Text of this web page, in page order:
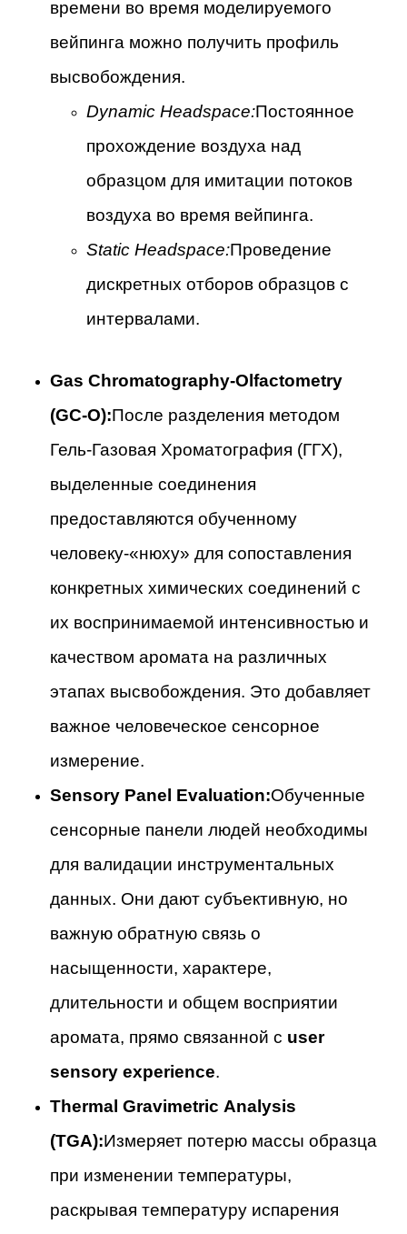
времени во время моделируемого
вейпинга можно получить профиль
высвобождения.
Dynamic Headspace:Постоянное
прохождение воздуха над
образцом для имитации потоков
воздуха во время вейпинга.
Static Headspace:Проведение
дискретных отборов образцов с
интервалами.
Gas Chromatography-Olfactometry
(GC-O):После разделения методом
Гель-Газовая Хроматография (ГГХ),
выделенные соединения
предоставляются обученному
человеку-«нюху» для сопоставления
конкретных химических соединений с
их воспринимаемой интенсивностью и
качеством аромата на различных
этапах высвобождения. Это добавляет
важное человеческое сенсорное
измерение.
Sensory Panel Evaluation:Обученные
сенсорные панели людей необходимы
для валидации инструментальных
данных. Они дают субъективную, но
важную обратную связь о
насыщенности, характере,
длительности и общем восприятии
аромата, прямо связанной с user
sensory experience.
Thermal Gravimetric Analysis
(TGA):Измеряет потерю массы образца
при изменении температуры,
раскрывая температуру испарения